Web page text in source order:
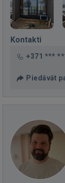
Kontakti
+371 ***
Piedāvāt